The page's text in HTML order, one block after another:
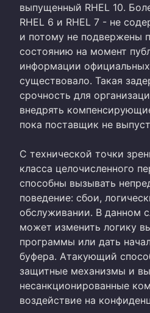
выпущенный RHEL 10.
RHEL 6 и RHEL 7 - не
и потому не подвержены
состоянию на момент
информации
существовало. Такая
срочность для
внедрять
пока поставщик не
С технической точки
класса целочисленного
способны вызывать
поведение: сбои,
обслуживании. В данном
может изменить логику
программы или дать
буфера. Атакующий
защитные механизмы и
несанкционированные
воздействие на